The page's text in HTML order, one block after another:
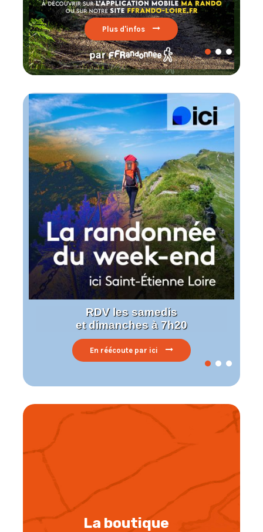
Lire par ici
A voir en replay ici
Retrouvez nos chroniques rando
sur TL7
La boutique